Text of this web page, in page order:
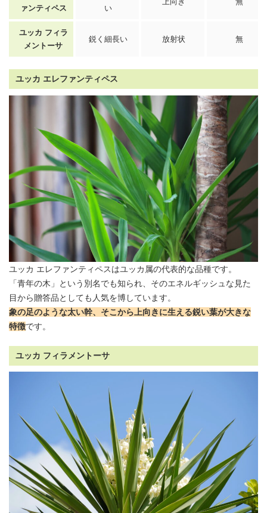
ァンティペス い
ユッカ フィラ
メントーサ
鋭く細長い 放射状 無
ユッカ エレファンティペス
ユッカ エレファンティペスはユッカ属の代表的な品種です。
「青年の木」という別名でも知られ、そのエネルギッシュな見た
目から贈答品としても人気を博しています。
象の足のような太い幹、そこから上向きに生える鋭い葉が大きな
特徴です。
ユッカ フィラメントーサ